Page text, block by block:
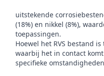
RVS-304, bekend als
uitstekende
(18%) en nikkel (8%),
toepassingen.
Hoewel het RVS bestand
waarbij het in contact
specifieke